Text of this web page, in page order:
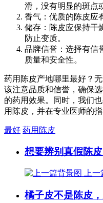
滑，没有明显的斑点
香气：优质的陈皮应
储存：陈皮应保持干
防止变质。
品牌信誉：选择有信
质量和安全性。
药用陈皮产地哪里最好？
该注意品质和信誉，确保
的药用效果。同时，我们
用陈皮，并在专业医师的指
最好 药用陈皮
想要辨别真假陈
上一
橘子皮不是陈皮